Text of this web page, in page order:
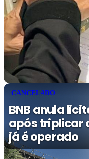
CANCELADO
BNB anula
após triplicar
já é operado